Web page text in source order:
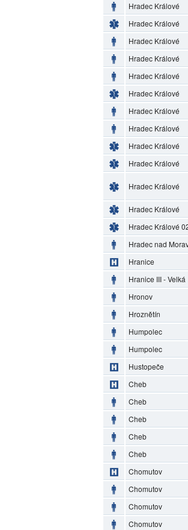
Hradec Králové
Hradec Králové
Hradec Králové
Hradec Králové
Hradec Králové
Hradec Králové
Hradec Králové
Hradec Králové
Hradec Králové
Hradec Králové
Hradec Králové
Hradec Králové
Hradec Králové
Hradec nad
Hranice
Hranice III - Velká
Hronov
Hroznětín
Humpolec
Humpolec
Hustopeče
Cheb
Cheb
Cheb
Cheb
Cheb
Chomutov
Chomutov
Chomutov
Chomutov